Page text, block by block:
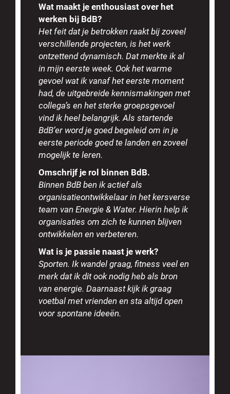
Wat maakt je enthousiast over het
werken bij BdB?
Het feit dat je betrokken raakt bij zoveel
verschillende projecten, is het werk
ontzettend dynamisch. Dat merkte ik al
in mijn eerste week. Ook het warme
gevoel wat ik vanaf het eerste moment
had, de uitgebreide kennismakingen met
collega’s en het sterke groepsgevoel
vind ik heel belangrijk. Als startende
BdB’er word je goed begeleid om in je
eerste periode goed te landen en zoveel
mogelijk te leren.
Omschrijf je rol binnen BdB.
Binnen BdB ben ik actief als
organisatieontwikkelaar in het kersverse
team van Energie & Water. Hierin help ik
organisaties om zich te kunnen blijven
ontwikkelen en verbeteren.
Wat is je passie naast je werk?
Sporten. Ik wandel graag, fitness veel en
merk dat ik dit ook nodig heb als bron
van energie. Daarnaast kijk ik graag
voetbal met vrienden en sta altijd open
voor spontane ideeën.